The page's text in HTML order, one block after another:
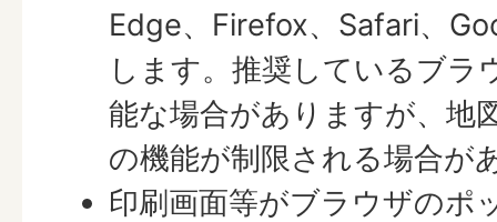
Edge、Firefox、Safari、
します。推奨しているブラ
能な場合がありますが、地
の機能が制限される場合が
印刷画面等がブラウザのポ